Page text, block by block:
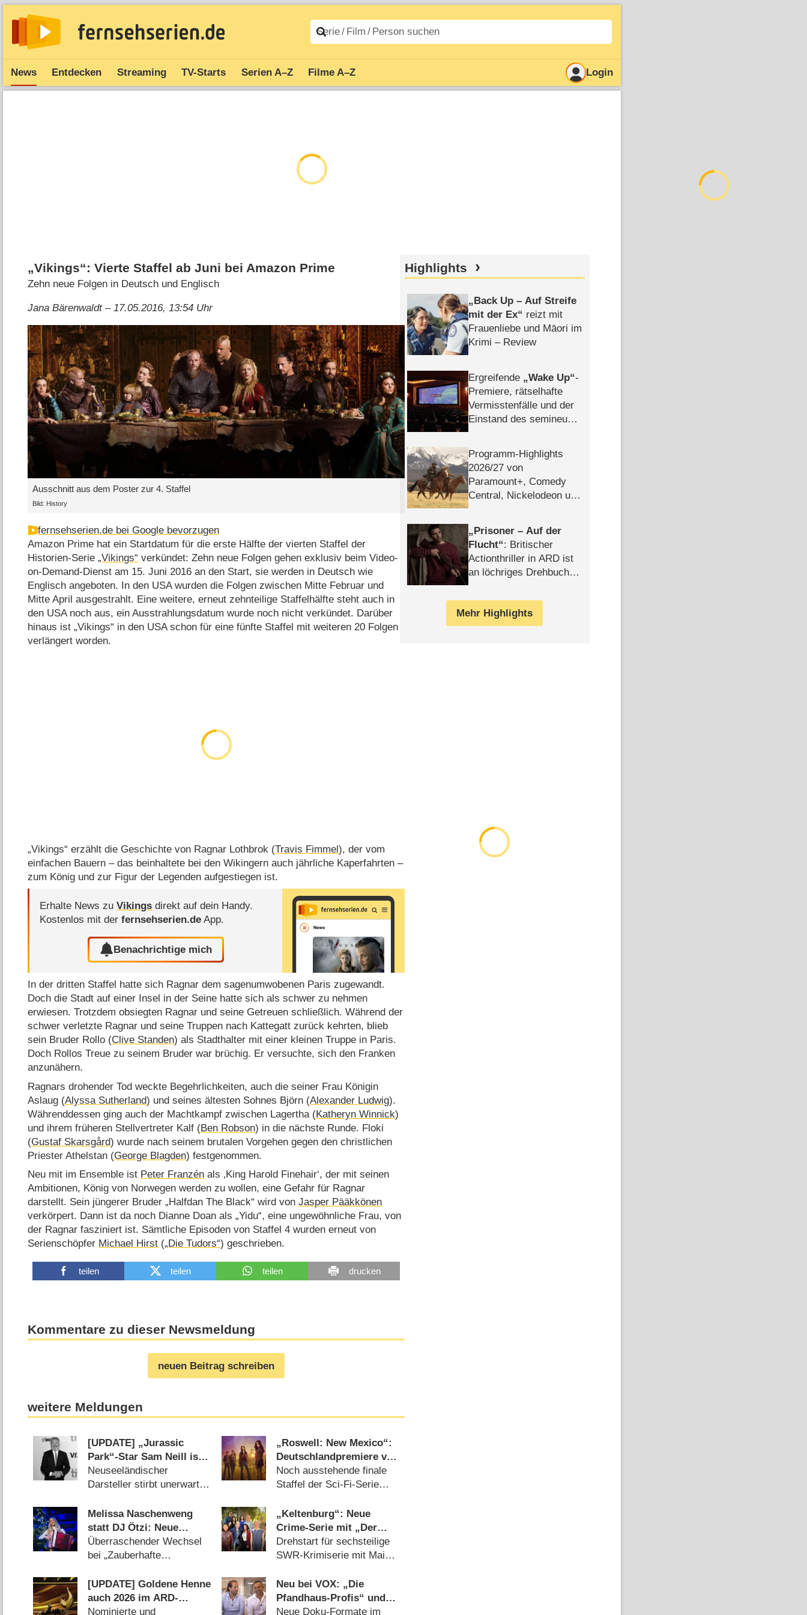
News Entdecken Streaming TV-Starts Serien A–Z Filme A–Z Login
„Vikings“: Vierte Staffel ab Juni bei Amazon Prime
Zehn neue Folgen in Deutsch und Englisch
Jana Bärenwaldt – 17.05.2016, 13:54 Uhr
Ausschnitt aus dem Poster zur 4. Staffel
Bild: History
fernsehserien.de bei Google bevorzugen
Amazon Prime hat ein Startdatum für die erste Hälfte der vierten Staffel der
Historien-Serie„Vikings“ verkündet: Zehn neue Folgen gehen exklusiv beim Video-
on-Demand-Dienst am 15. Juni 2016 an den Start, sie werden in Deutsch wie
Englisch angeboten. In den USA wurden die Folgen zwischen Mitte Februar und
Mitte April ausgestrahlt. Eine weitere, erneut zehnteilige Staffelhälfte steht auch in
den USA noch aus, ein Ausstrahlungsdatum wurde noch nicht verkündet. Darüber
hinaus ist „Vikings“ in den USA schon für eine fünfte Staffel mit weiteren 20 Folgen
verlängert worden.
„Vikings“ erzählt die Geschichte von Ragnar Lothbrok (Travis Fimmel), der vom
einfachen Bauern – das beinhaltete bei den Wikingern auch jährliche Kaperfahrten –
zum König und zur Figur der Legenden aufgestiegen ist.
Erhalte News zuVikings direkt auf dein Handy.
Kostenlos mit derfernsehserien.de App.
Benachrichtige mich
In der dritten Staffel hatte sich Ragnar dem sagenumwobenen Paris zugewandt.
Doch die Stadt auf einer Insel in der Seine hatte sich als schwer zu nehmen
erwiesen. Trotzdem obsiegten Ragnar und seine Getreuen schließlich. Während der
schwer verletzte Ragnar und seine Truppen nach Kattegatt zurück kehrten, blieb
sein Bruder Rollo (Clive Standen) als Stadthalter mit einer kleinen Truppe in Paris.
Doch Rollos Treue zu seinem Bruder war brüchig. Er versuchte, sich den Franken
anzunähern.
Ragnars drohender Tod weckte Begehrlichkeiten, auch die seiner Frau Königin
Aslaug (Alyssa Sutherland) und seines ältesten Sohnes Björn (Alexander Ludwig).
Währenddessen ging auch der Machtkampf zwischen Lagertha (Katheryn Winnick)
und ihrem früheren Stellvertreter Kalf (Ben Robson) in die nächste Runde. Floki
(Gustaf Skarsgård) wurde nach seinem brutalen Vorgehen gegen den christlichen
Priester Athelstan (George Blagden) festgenommen.
Neu mit im Ensemble ist Peter Franzén als ‚King Harold Finehair‘, der mit seinen
Ambitionen, König von Norwegen werden zu wollen, eine Gefahr für Ragnar
darstellt. Sein jüngerer Bruder „Halfdan The Black“ wird vonJasper Pääkkönen
verkörpert. Dann ist da noch Dianne Doan als „Yidu“, eine ungewöhnliche Frau, von
der Ragnar fasziniert ist. Sämtliche Episoden von Staffel 4 wurden erneut von
Serienschöpfer Michael Hirst („Die Tudors“) geschrieben.
teilen teilen teilen drucken
Kommentare zu dieser Newsmeldung
neuen Beitrag schreiben
weitere Meldungen
[UPDATE] „Jurassic
Park“-Star Sam Neill ist
tot
Neuseeländischer
Darsteller stirbt unerwartet
(17.07.2026)
„Roswell: New Mexico“:
Deutschlandpremiere von
Staffel 4 wird tief in der
Nacht versteckt
Noch ausstehende finale
Staffel der Sci-Fi-Serie
(05.08.2026)
Melissa Naschenweng
statt DJ Ötzi: Neue
Moderatorin für
Weihnachtsshow von
Überraschender Wechsel
bei „Zauberhafte
‚Stillen Nacht‘“
(05.08.2026)
„Keltenburg“: Neue
Crime-Serie mit „Der
Pass“-Star Julia Jentsch
in Arbeit
Drehstart für sechsteilige
SWR-Krimiserie mit Mai
Freundschaft“)
(05.08.2026)
[UPDATE] Goldene Henne
auch 2026 im ARD-
Hauptprogramm
Nominierte und
Neu bei VOX: „Die
Pfandhaus-Profis“ und
„Auswanderer sucht
Neue Doku-Formate im
Highlights
Back Up – Auf Streife
mit der Ex
reizt mit
Frauenliebe und Māori im
Krimi – Review
Ergreifende Wake Up -
Premiere, rätselhafte
Vermisstenfälle und der
Einstand des semineuen
Programm-Highlights
2026/​27 von
Paramount+, Comedy
Central, Nickelodeon und
Prisoner – Auf der
Flucht : Britischer
Actionthriller in ARD ist
an löchriges Drehbuch
Mehr Highlights